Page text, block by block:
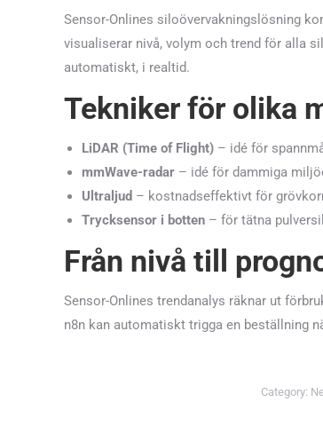
Sensor-Onlines siloövervakningslösning
visualiserar nivå, volym och trend för alla
automatiskt, i realtid.
Tekniker för olika
LiDAR (Time of Flight) – idé för
mmWave-radar – idé för dammiga
Ultraljud – kostnadseffektivt för
Trycksensor i botten – för tätna
Från nivå till
Sensor-Onlines trendanalys räknar ut
n8n kan automatiskt trigga en beställning
Category: